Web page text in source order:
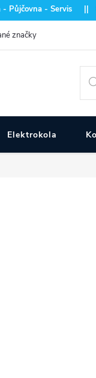
- Servis ||
značky
Elektrokola